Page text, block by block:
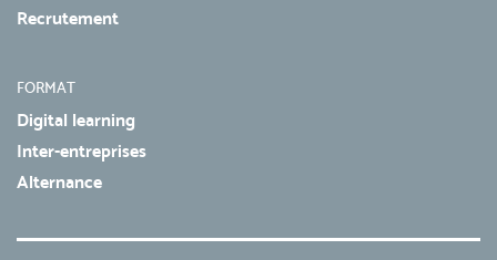
Recrutement
FORMAT
Digital learning
Inter-entreprises
Alternance